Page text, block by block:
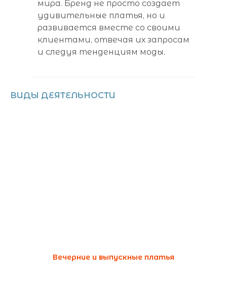
мира. Бренд не просто создает
удивительные платья, но и
развивается вместе со своими
клиентами, отвечая их запросам
и следуя тенденциям моды.
ВИДЫ ДЕЯТЕЛЬНОСТИ
Вечерние и выпускные платья